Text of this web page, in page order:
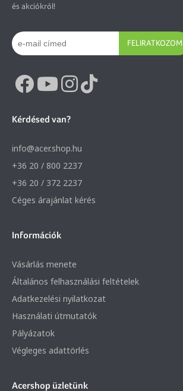
és akciókról!
FELIRATKOZOM
Kérdésed van?
info@acer.shop.hu
+36 20 / 800 2237
+36 20 / 372 2237
Céges árajánlat kérés
Információk
Vásárlás menete
Általános felhasználási feltételek
Adatkezelési nyilatkozat
Használati útmutatók
Pályázatok
Végleges adattörlés
Acershop üzletünk